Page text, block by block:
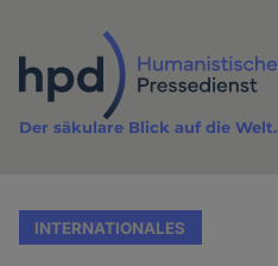
Inhalt
Der säkulare Blick auf die Welt.
INTERNATIONALES